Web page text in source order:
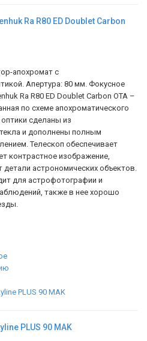
Ra R80 ED Doublet Carbon
апохромат с
Апертура: 80 мм. Фокусное
Ra R80 ED Doublet Carbon OTA –
по схеме апохроматического
сделаны из
и дополнены полным
Телескоп обеспечивает
контрастное изображение,
астрономических объектов.
для астрофотографии и
также в нее хорошо
PLUS 90 MAK